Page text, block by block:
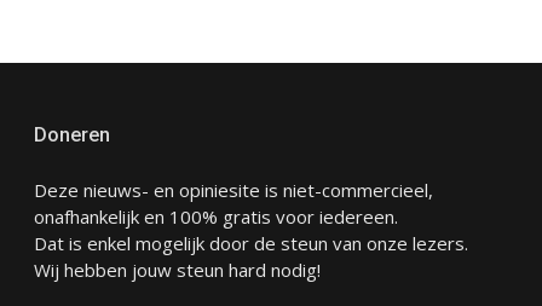
Doneren
Deze nieuws- en opiniesite is niet-commercieel,
onafhankelijk en 100% gratis voor iedereen.
Dat is enkel mogelijk door de steun van onze lezers.
Wij hebben jouw steun hard nodig!